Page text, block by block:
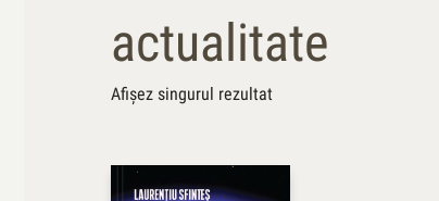
actualitate
Afișez singurul rezultat